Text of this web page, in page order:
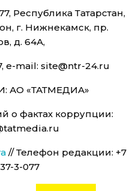
Республика Татарстан,
г. Нижнекамск, пр.
д. 64А,
e-mail: site@ntr-24.ru
АО «ТАТМЕДИА»
о фактах коррупции:
// Телефон редакции: +7
3-077